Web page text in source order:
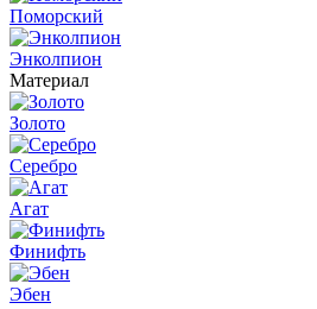
Поморский
Энколпион
Материал
Золото
Серебро
Агат
Финифть
Эбен